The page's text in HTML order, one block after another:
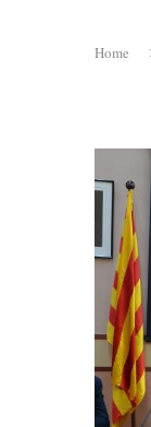
Home